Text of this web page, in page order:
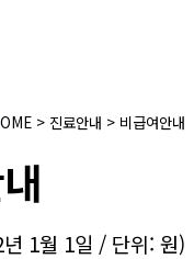
> 진료안내 > 비급여안내
1월 1일 / 단위: 원)